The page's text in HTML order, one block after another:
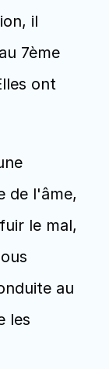
il
7ème
ont
de l'âme,
le mal,
au
les